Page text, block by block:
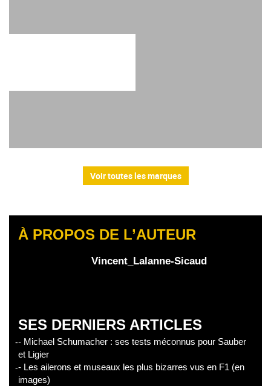
Voir toutes les marques
À PROPOS DE L’AUTEUR
Vincent_Lalanne-Sicaud
SES DERNIERS ARTICLES
- Michael Schumacher : ses tests méconnus pour Sauber
et Ligier
- Les ailerons et museaux les plus bizarres vus en F1 (en
images)